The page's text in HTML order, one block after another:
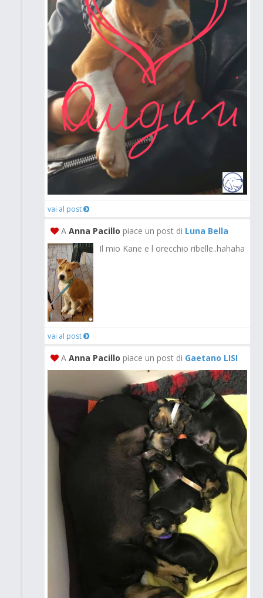
vai al post
A Anna Pacillo piace un post di Luna Bella
Il mio Kane e l orecchio ribelle..hahaha
vai al post
A Anna Pacillo piace un post di Gaetano LISI